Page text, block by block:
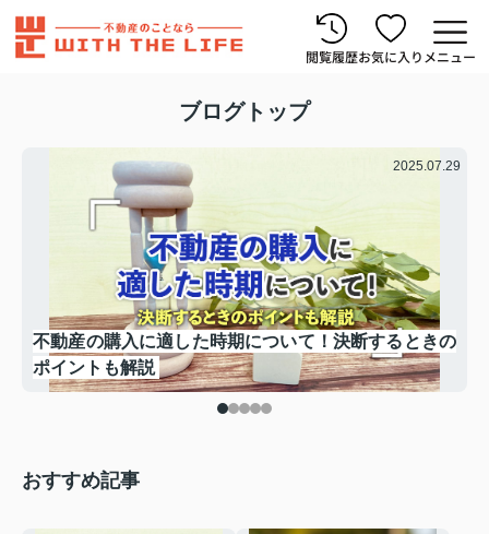
閲覧履歴お気に入り メニュー
ブログトップ
2025.07.29
不動産の購入に適した時期について！決断するときの
ポイントも解説
おすすめ記事